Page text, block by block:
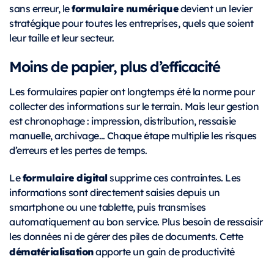
sans erreur, leformulaire numériquedevient un levier
stratégique pour toutes les entreprises, quels que soient
leur taille et leur secteur.
Moins de papier, plus d’efficacité
Les formulaires papier ont longtemps été la norme pour
collecter des informations sur le terrain. Mais leur gestion
est chronophage : impression, distribution, ressaisie
manuelle, archivage… Chaque étape multiplie les risques
d’erreurs et les pertes de temps.
Leformulaire digitalsupprime ces contraintes. Les
informations sont directement saisies depuis un
smartphone ou une tablette, puis transmises
automatiquement au bon service. Plus besoin de ressaisir
les données ni de gérer des piles de documents. Cette
dématérialisationapporte un gain de productivité